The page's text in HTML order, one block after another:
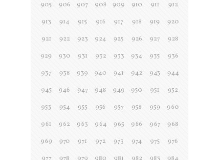
905
906 907 908 909 910 911
912
913
914 915 916 917 918 919
920
921
922 923 924 925 926 927
928
929
930 931 932 933 934 935
936
937
938 939 940 941 942 943
944
945
946 947 948 949 950 951
952
953
954 955 956 957 958 959
960
961
962 963 964 965 966 967
968
969
970 971 972 973 974 975
976